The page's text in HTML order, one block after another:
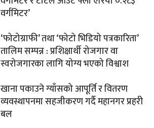
वर्गमिटर’
‘फोटोग्राफी’ तथा ‘फोटो भिडियो पत्रकारिता’
तालिम सम्पन्न : प्रशिक्षार्थी रोजगार वा
स्वरोजगारका लागि योग्य भएको विश्वाश
खाना पकाउने ग्याँसको आपूर्ति र वितरण
व्यवस्थापनमा सहजीकरण गर्दै महानगर प्रहरी
बल